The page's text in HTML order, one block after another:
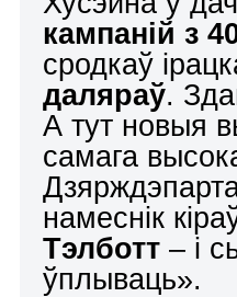
кампаній з
сродкаў
даляраў.
А тут новыя
самага
намеснік
Тэлботт – і
ўплываць».